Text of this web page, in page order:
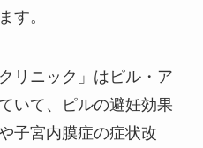
す。
リニック」はピル・ア
いて、ピルの避妊効果
子宮内膜症の症状改